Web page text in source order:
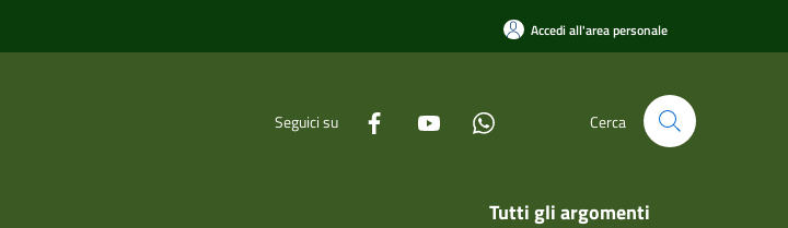
Accedi all'area personale
Seguici su Cerca
Tutti gli argomenti